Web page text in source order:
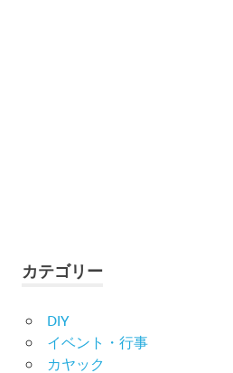
カテゴリー
DIY
イベント・行事
カヤック